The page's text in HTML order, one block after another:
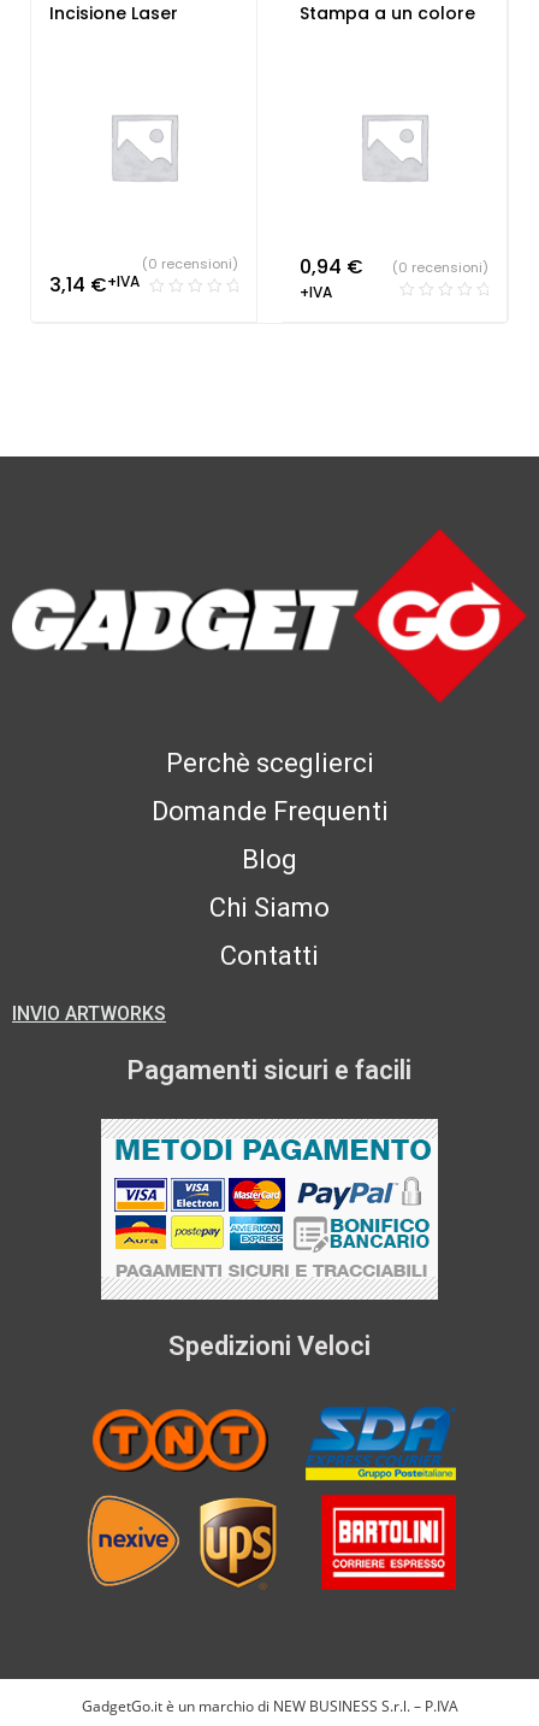
Incisione Laser
3,14 €+IVA
(0 recensioni)
Stampa a un colore
0,94 €
+IVA
(0 recensioni)
Perchè sceglierci
Domande Frequenti
Blog
Chi Siamo
Contatti
INVIO ARTWORKS
Pagamenti sicuri e facili
Spedizioni Veloci
GadgetGo.it è un marchio di NEW BUSINESS S.r.l. – P.IVA